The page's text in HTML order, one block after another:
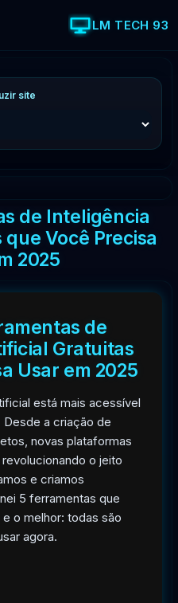
LM TECH 93
site
de Inteligência
Você Precisa
2025
de
Gratuitas
Usar em 2025
está mais acessível
a criação de
novas plataformas
o jeito
e criamos
5 ferramentas que
o melhor: todas são
agora.